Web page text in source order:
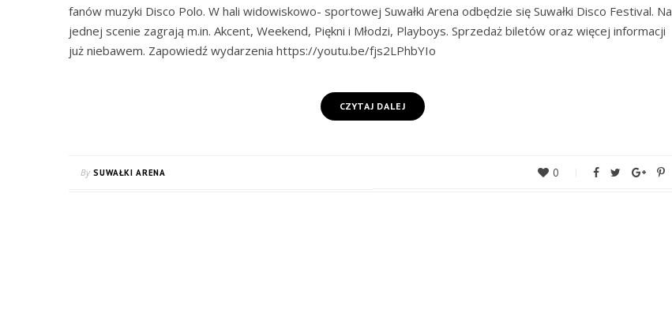
fanów muzyki Disco Polo. W hali widowiskowo- sportowej Suwałki Arena odbędzie się Suwałki Disco Festival. Na
jednej scenie zagrają m.in. Akcent, Weekend, Piękni i Młodzi, Playboys. Sprzedaż biletów oraz więcej informacji
już niebawem. Zapowiedź wydarzenia https://youtu.be/fjs2LPhbYIo
CZYTAJ DALEJ
By SUWAŁKI ARENA 0